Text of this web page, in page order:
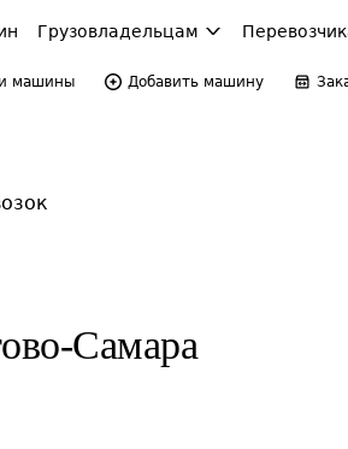
Грузовладельцам
машины Добавить машину
Самара